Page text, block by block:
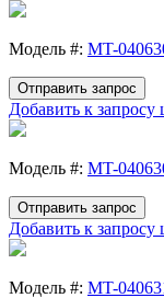
Модель #: MT-
Отправить запрос
Добавить к запросу
Модель #: MT-
Отправить запрос
Добавить к запросу
Модель #: MT-